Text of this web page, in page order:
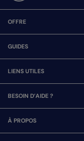
OFFRE
GUIDES
LIENS UTILES
BESOIN D’AIDE ?
À PROPOS